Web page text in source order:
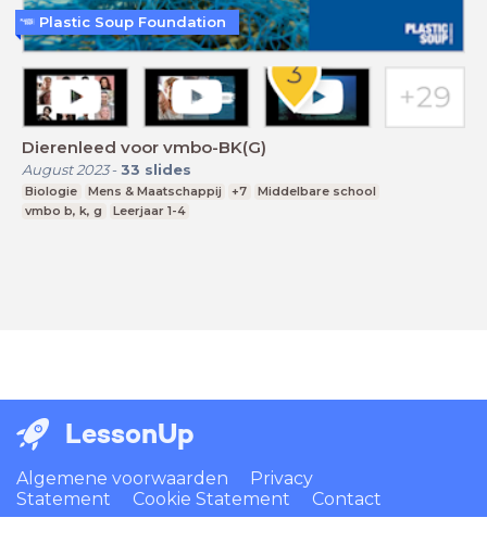
Dierenleed voor vmbo-BK(G)
August 2023- 33 slides
Biologie Mens & Maatschappij +7
Middelbare school
vmbo b, k, g
Leerjaar 1-4
Plastic Soup Foundation
LessonUp
Algemene voorwaarden
Privacy
Statement
Cookie Statement Contact